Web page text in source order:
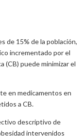
de 15% de la población,
incrementado por el
(CB) puede minimizar el
en medicamentos en
a CB.
descriptivo de
intervenidos